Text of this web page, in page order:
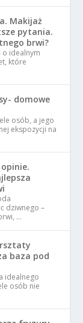
Makijaż
pytania.
brwi?
o idealnym
które
domowe
osób, a jego
ekspozycji na
dziwnego –
…
baza pod
idealnego
osób nie